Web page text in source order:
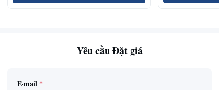
Yêu cầu Đặt giá
E-mail *